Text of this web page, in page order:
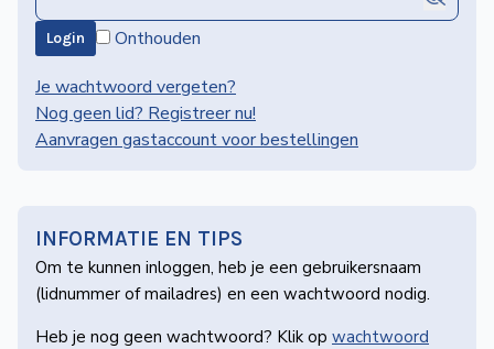
Ons
aanbod
Over
NVBS
Wegwijzer
NVBS
Login
Onthouden
Je wachtwoord vergeten?
Nog geen lid? Registreer nu!
Aanvragen gastaccount voor bestellingen
INFORMATIE EN TIPS
Om te kunnen inloggen, heb je een gebruikers­naam
(lidnummer of mailadres) en een wachtwoord nodig.
Heb je nog geen wachtwoord? Klik op wachtwoord